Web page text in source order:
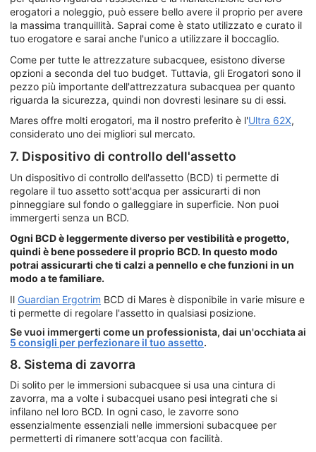
erogatori a noleggio, può essere bello avere il proprio per avere
la massima tranquillità. Saprai come è stato utilizzato e curato il
tuo erogatore e sarai anche l'unico a utilizzare il boccaglio.
Come per tutte le attrezzature subacquee, esistono diverse
opzioni a seconda del tuo budget. Tuttavia, gli Erogatori sono il
pezzo più importante dell'attrezzatura subacquea per quanto
riguarda la sicurezza, quindi non dovresti lesinare su di essi.
Mares offre molti erogatori, ma il nostro preferito è l'Ultra 62X,
considerato uno dei migliori sul mercato.
7. Dispositivo di controllo dell'assetto
Un dispositivo di controllo dell'assetto (BCD) ti permette di
regolare il tuo assetto sott'acqua per assicurarti di non
pinneggiare sul fondo o galleggiare in superficie. Non puoi
immergerti senza un BCD.
Ogni BCD è leggermente diverso per vestibilità e progetto,
quindi è bene possedere il proprio BCD. In questo modo
potrai assicurarti che ti calzi a pennello e che funzioni in un
modo a te familiare.
Il Guardian Ergotrim BCD di Mares è disponibile in varie misure e
ti permette di regolare l'assetto in qualsiasi posizione.
Se vuoi immergerti come un professionista, dai un'occhiata ai
5 consigli per perfezionare il tuo assetto.
8. Sistema di zavorra
Di solito per le immersioni subacquee si usa una cintura di
zavorra, ma a volte i subacquei usano pesi integrati che si
infilano nel loro BCD. In ogni caso, le zavorre sono
essenzialmente essenziali nelle immersioni subacquee per
permetterti di rimanere sott'acqua con facilità.